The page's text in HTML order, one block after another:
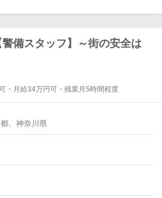
備スタッフ】～街の安全は
・月給34万円可・残業月5時間程度
、神奈川県